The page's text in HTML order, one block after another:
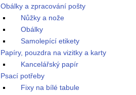
Obálky a zpracování pošty
Nůžky a nože
Obálky
Samolepící etikety
Papíry, pouzdra na vizitky a karty
Kancelářský papír
Psací potřeby
Fixy na bílé tabule